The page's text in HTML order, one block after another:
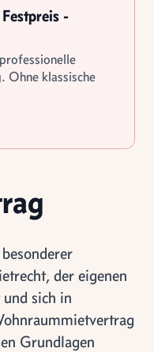
-
Ohne klassische
der eigenen
sich in
Grundlagen